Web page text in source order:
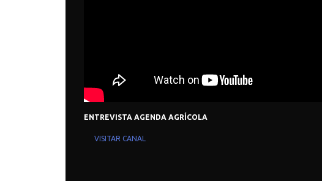
ENTREVISTA AGENDA AGRÍCOLA
VISITAR CANAL
contacto@sochipa.cl
Webmail
Ingresar aquí